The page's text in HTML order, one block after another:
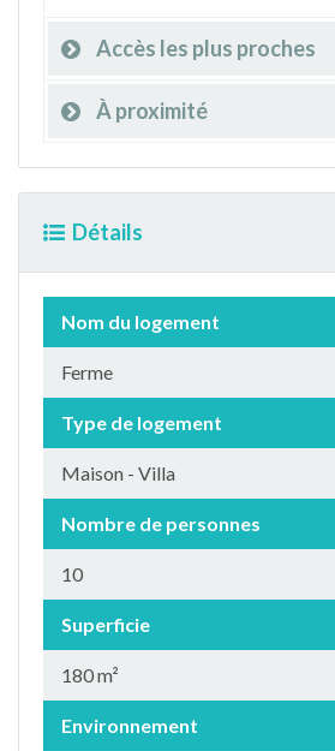
Accès les plus proches
À proximité
Détails
Nom du logement
Ferme
Type de logement
Maison - Villa
Nombre de personnes
10
Superficie
180 m²
Environnement